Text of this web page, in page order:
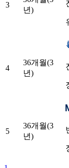
3
년)
4
36개월(3
년)
5
36개월(3
년)